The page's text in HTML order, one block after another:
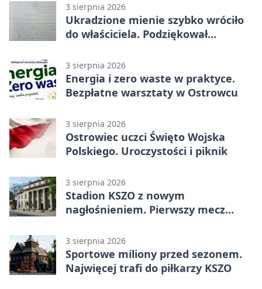
3 sierpnia 2026
Ukradzione mienie szybko wróciło
do właściciela. Podziękował
3 sierpnia 2026
Energia i zero waste w praktyce.
Bezpłatne warsztaty w Ostrowcu
3 sierpnia 2026
Ostrowiec uczci Święto Wojska
Polskiego. Uroczystości i piknik
3 sierpnia 2026
Stadion KSZO z nowym
nagłośnieniem. Pierwszy mecz
3 sierpnia 2026
Sportowe miliony przed sezonem.
Najwięcej trafi do piłkarzy KSZO